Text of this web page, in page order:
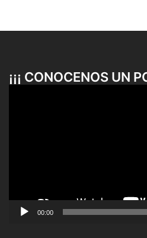
¡¡¡ CONOCENOS UN
00:00